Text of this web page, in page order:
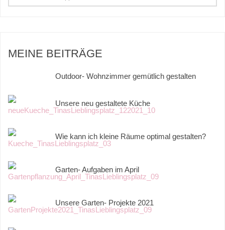
MEINE BEITRÄGE
Outdoor- Wohnzimmer gemütlich gestalten
Unsere neu gestaltete Küche
Wie kann ich kleine Räume optimal gestalten?
Garten- Aufgaben im April
Unsere Garten- Projekte 2021